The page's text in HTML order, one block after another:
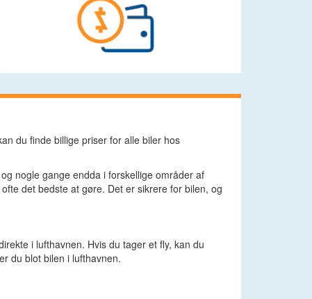
du finde billige priser for alle biler hos
nogle gange endda i forskellige områder af
det bedste at gøre. Det er sikrere for bilen, og
i lufthavnen. Hvis du tager et fly, kan du
du blot bilen i lufthavnen.